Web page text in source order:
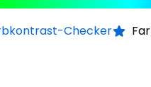
Checker